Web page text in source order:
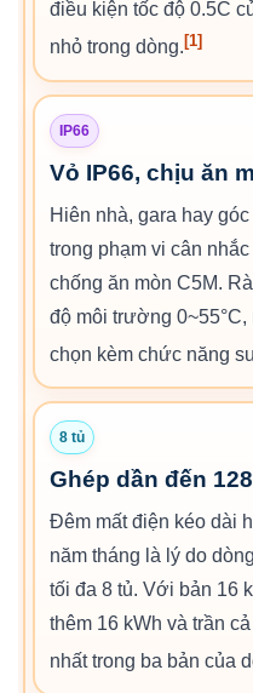
điều kiện tốc độ 0.5C
nhỏ trong dòng. [1]
IP66
Vỏ IP66, chịu ăn
Hiên nhà, gara hay
trong phạm vi cân
chống ăn mòn C5M.
độ môi trường
chọn kèm chức năng
8 tủ
Ghép dần đến
Đêm mất điện kéo dài
năm tháng là lý do
tối đa 8 tủ. Với bản 16
thêm 16 kWh và trần
nhất trong ba bản của